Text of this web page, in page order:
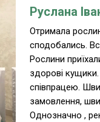
Руслана
Отримала
сподобались.
Рослини
здорові
співпрацею.
замовлення,
Однозначно ,